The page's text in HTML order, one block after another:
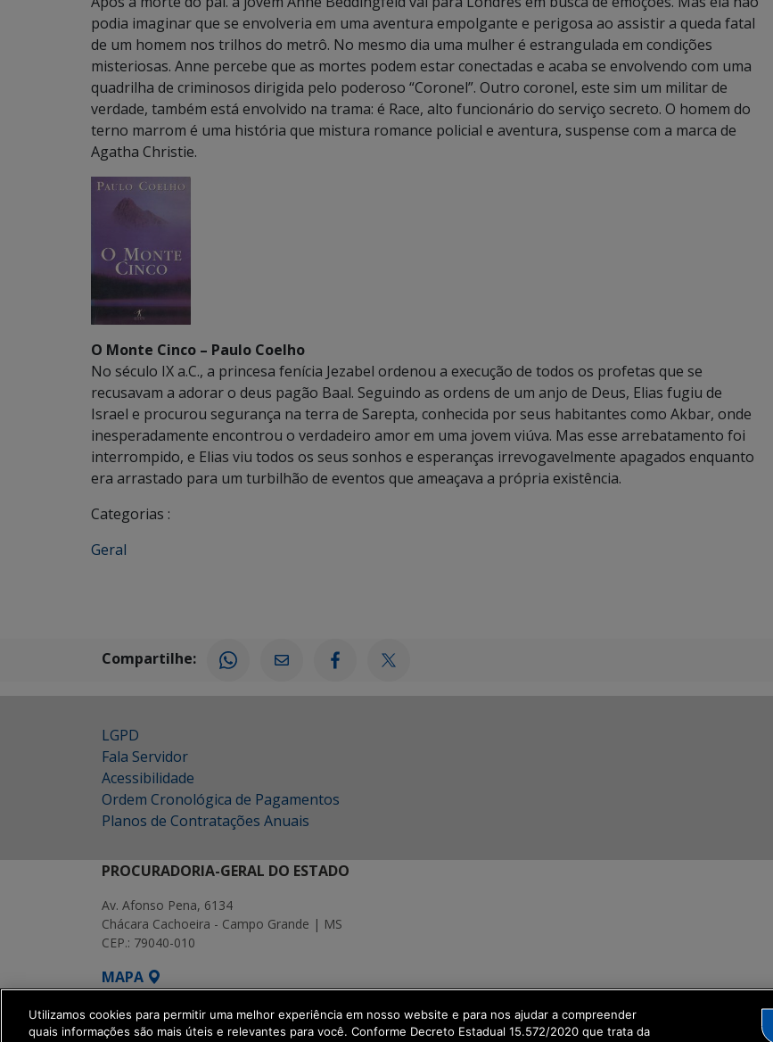
podia imaginar que se envolveria em uma aventura empolgante e perigosa ao assistir a queda fatal
de um homem nos trilhos do metrô. No mesmo dia uma mulher é estrangulada em condições
misteriosas. Anne percebe que as mortes podem estar conectadas e acaba se envolvendo com uma
quadrilha de criminosos dirigida pelo poderoso “Coronel”. Outro coronel, este sim um militar de
verdade, também está envolvido na trama: é Race, alto funcionário do serviço secreto. O homem do
terno marrom é uma história que mistura romance policial e aventura, suspense com a marca de
Agatha Christie.
O Monte Cinco – Paulo Coelho
No século IX a.C., a princesa fenícia Jezabel ordenou a execução de todos os profetas que se
recusavam a adorar o deus pagão Baal. Seguindo as ordens de um anjo de Deus, Elias fugiu de
Israel e procurou segurança na terra de Sarepta, conhecida por seus habitantes como Akbar, onde
inesperadamente encontrou o verdadeiro amor em uma jovem viúva. Mas esse arrebatamento foi
interrompido, e Elias viu todos os seus sonhos e esperanças irrevogavelmente apagados enquanto
era arrastado para um turbilhão de eventos que ameaçava a própria existência.
Categorias :
Geral
Compartilhe:
LGPD
Fala Servidor
Acessibilidade
Ordem Cronológica de Pagamentos
Planos de Contratações Anuais
PROCURADORIA-GERAL DO ESTADO
Av. Afonso Pena, 6134
Chácara Cachoeira - Campo Grande | MS
CEP.: 79040-010
MAPA
SETDIG | Secretaria-Executiva de Transformação Digital
Utilizamos cookies para permitir uma melhor experiência em nosso website e para nos ajudar a compreender
quais informações são mais úteis e relevantes para você. Conforme Decreto Estadual 15.572/2020 que trata da